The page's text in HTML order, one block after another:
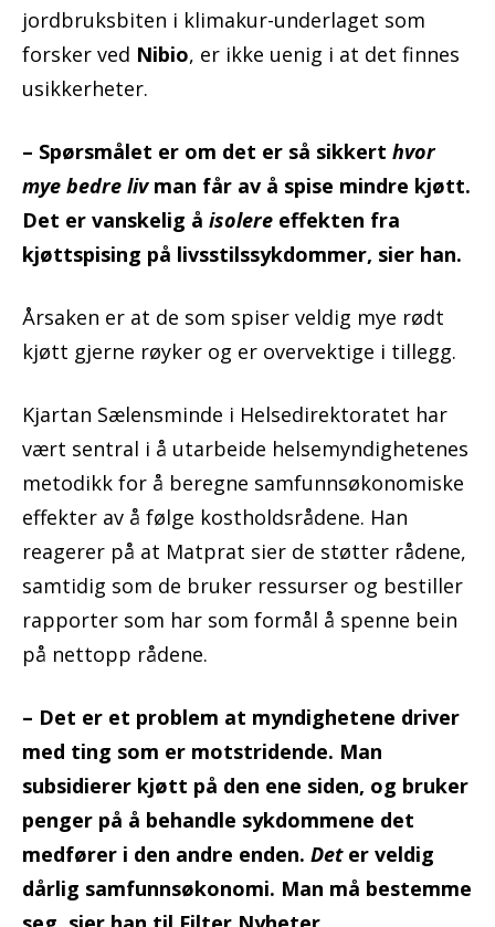
jordbruksbiten i klimakur-underlaget som
forsker ved Nibio, er ikke uenig i at det finnes
usikkerheter.
– Spørsmålet er om det er så sikkert hvor
mye bedre livman får av å spise mindre kjøtt.
Det er vanskelig å isolere effekten fra
kjøttspising på livsstilssykdommer, sier han.
Årsaken er at de som spiser veldig mye rødt
kjøtt gjerne røyker og er overvektige i tillegg.
Kjartan Sælensminde i Helsedirektoratet har
vært sentral i å utarbeide helsemyndighetenes
metodikk for å beregne samfunnsøkonomiske
effekter av å følge kostholdsrådene. Han
reagerer på at Matprat sier de støtter rådene,
samtidig som de bruker ressurser og bestiller
rapporter som har som formål å spenne bein
på nettopp rådene.
– Det er et problem at myndighetene driver
med ting som er motstridende. Man
subsidierer kjøtt på den ene siden, og bruker
penger på å behandle sykdommene det
medfører i den andre enden. Deter veldig
dårlig samfunnsøkonomi. Man må bestemme